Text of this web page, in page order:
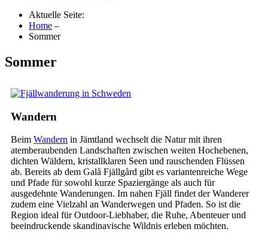
Aktuelle Seite:
Home –
Sommer
Sommer
Wandern
Beim Wandern in Jämtland wechselt die Natur mit ihren
atemberaubenden Landschaften zwischen weiten Hochebenen,
dichten Wäldern, kristallklaren Seen und rauschenden Flüssen
ab. Bereits ab dem Galå Fjällgård gibt es variantenreiche Wege
und Pfade für sowohl kurze Spaziergänge als auch für
ausgedehnte Wanderungen. Im nahen Fjäll findet der Wanderer
zudem eine Vielzahl an Wanderwegen und Pfaden. So ist die
Region ideal für Outdoor-Liebhaber, die Ruhe, Abenteuer und
beeindruckende skandinavische Wildnis erleben möchten.